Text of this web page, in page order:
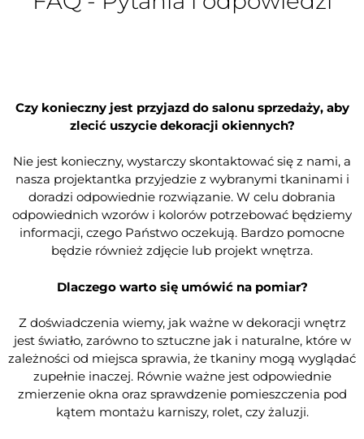
Czy konieczny jest przyjazd do salonu sprzedaży, aby
zlecić uszycie dekoracji okiennych?
Nie jest konieczny, wystarczy skontaktować się z nami, a
nasza projektantka przyjedzie z wybranymi tkaninami i
doradzi odpowiednie rozwiązanie. W celu dobrania
odpowiednich wzorów i kolorów potrzebować będziemy
informacji, czego Państwo oczekują. Bardzo pomocne
będzie również zdjęcie lub projekt wnętrza.
Dlaczego warto się umówić na pomiar?
Z doświadczenia wiemy, jak ważne w dekoracji wnętrz
jest światło, zarówno to sztuczne jak i naturalne, które w
zależności od miejsca sprawia, że tkaniny mogą wyglądać
zupełnie inaczej. Równie ważne jest odpowiednie
zmierzenie okna oraz sprawdzenie pomieszczenia pod
kątem montażu karniszy, rolet, czy żaluzji.